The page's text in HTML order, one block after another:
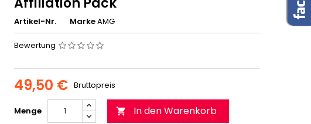
Artikel-Nr. MarkeAMG
Bewertung
49,50 € Bruttopreis
Menge  In den Warenkorb